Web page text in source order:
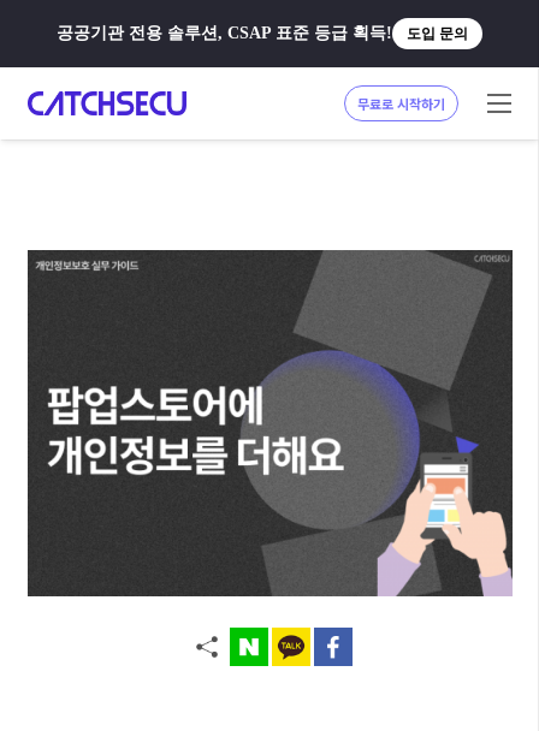
공공기관 전용 솔루션, CSAP 표준 등급 획득! 도입 문의
무료로 시작하기